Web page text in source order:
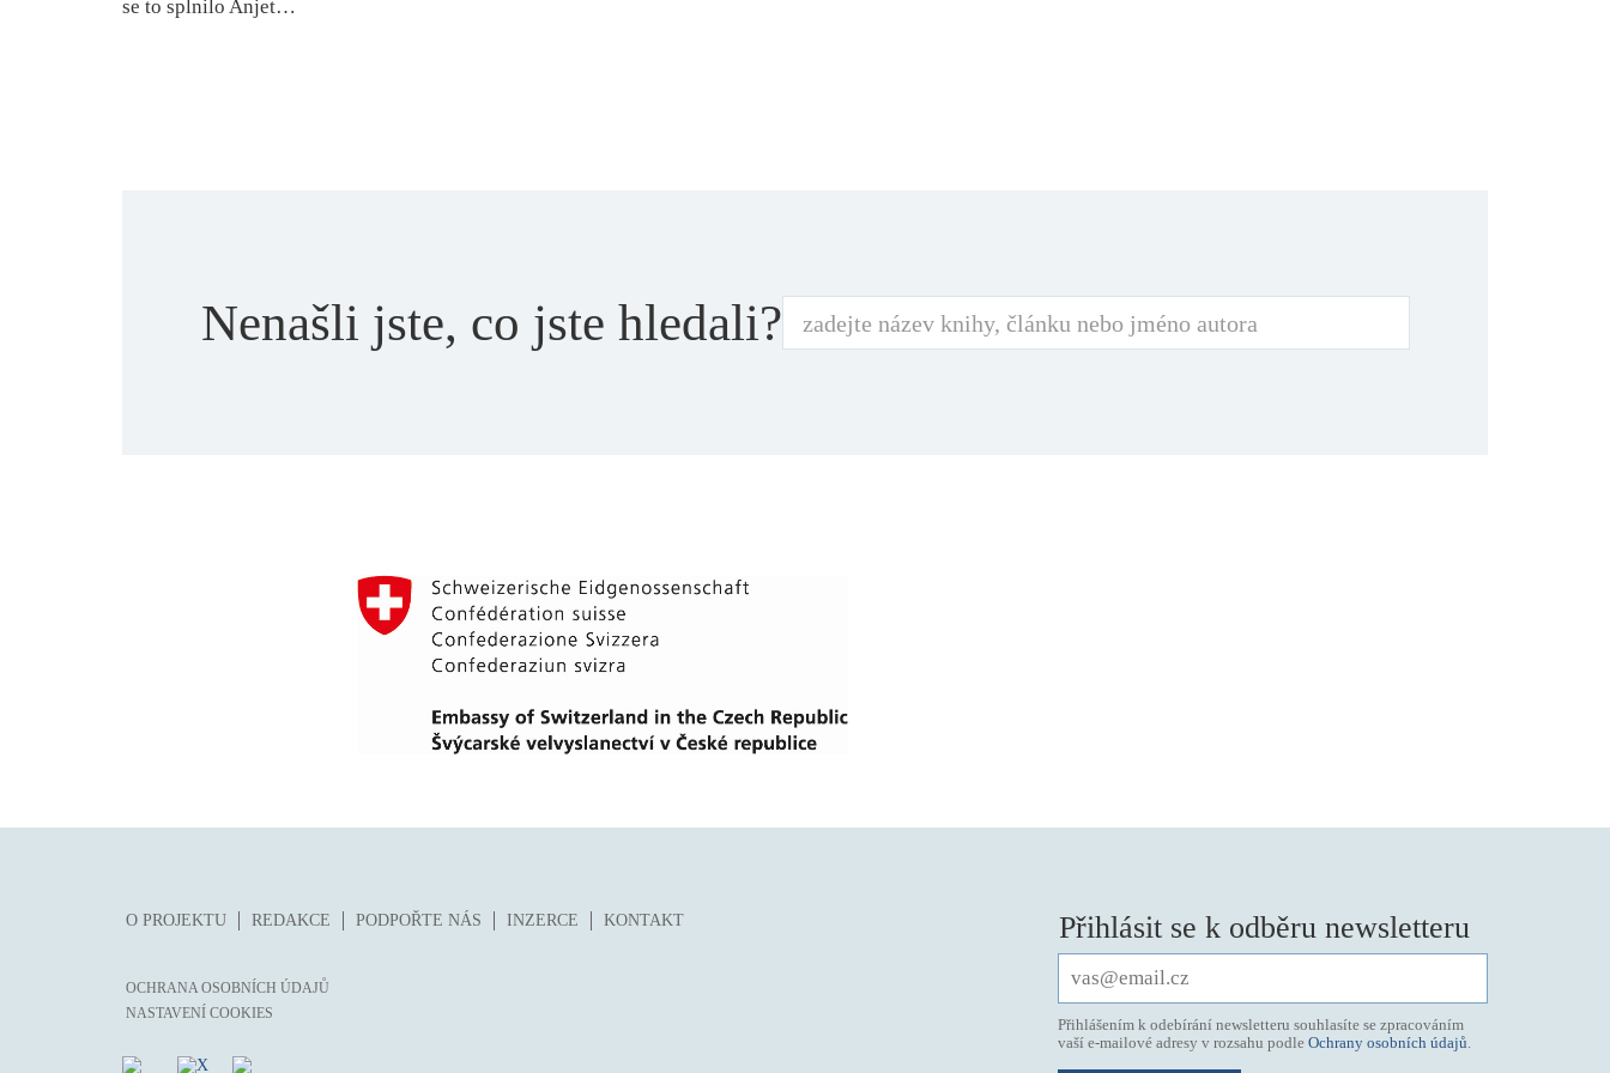
se to splnilo Anjet…
Nenašli jste, co jste hledali?
O PROJEKTU REDAKCE PODPOŘTE NÁS INZERCE KONTAKT
OCHRANA OSOBNÍCH ÚDAJŮ
NASTAVENÍ COOKIES
Přihlásit se k odběru newsletteru
Přihlášením k odebírání newsletteru souhlasíte se zpracováním
vaší e-mailové adresy v rozsahu podleOchrany osobních údajů.